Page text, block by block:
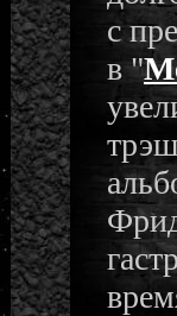
с
в "